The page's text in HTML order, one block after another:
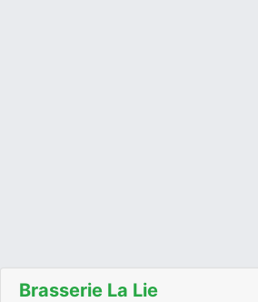
Brasserie La Lie